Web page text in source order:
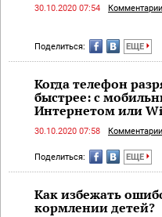
30.10.2020 07:54
Поделиться: ЕЩЕ
Когда телефон
быстрее: с
Интернетом или
30.10.2020 07:58
Поделиться: ЕЩЕ
Как избежать
кормлении детей?